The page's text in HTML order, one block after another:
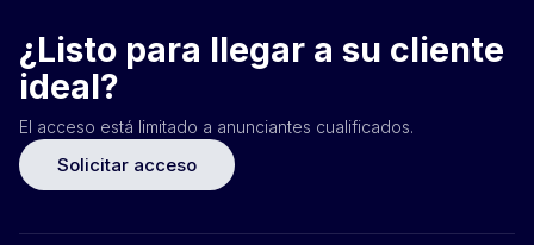
¿Listo para llegar a su cliente
ideal?
El acceso está limitado a anunciantes cualificados.
Solicitar acceso